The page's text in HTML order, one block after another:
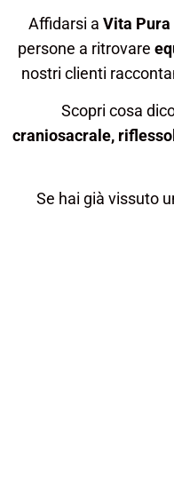
Affidarsi a Vita Pura
persone a ritrovare
nostri clienti
Scopri cosa
craniosacrale,
Se hai già vissuto